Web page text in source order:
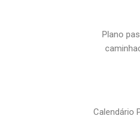
Plano
Calendário